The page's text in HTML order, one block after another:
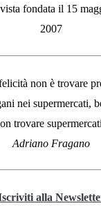
fondata il 15
2007
non è trovare
nei supermercati,
trovare
Adriano Fragano
alla